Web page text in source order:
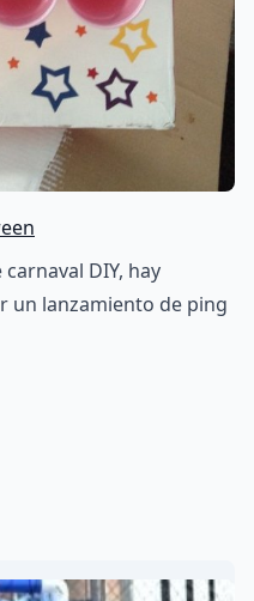
DIY, hay
un lanzamiento de ping